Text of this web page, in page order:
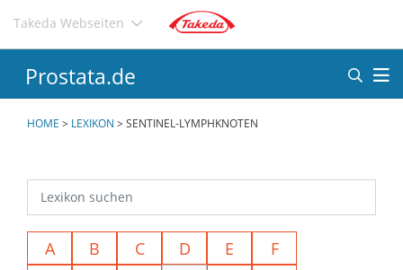
Direkt
Inhalt
Takeda Webseiten
Prostata.de
HOME > LEXIKON >SENTINEL-LYMPHKNOTEN
A B C D E
F